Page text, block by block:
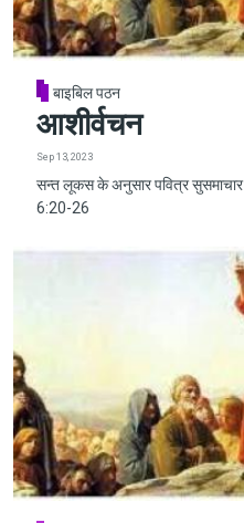
बाइबिल पठन
आशीर्वचन
Sep 13, 2023
सन्त लूकस के अनुसार पवित्र सुसमाचार
6:20-26